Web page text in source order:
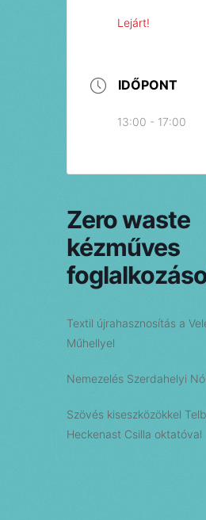
Lejárt!
IDŐPONT
13:00 - 17:00
Zero waste
kézműves
Textil újrahasznosítás a
Műhellyel
Nemezelés Szerdahelyi
Szövés kiseszközökkel
Heckenast Csilla oktatóval